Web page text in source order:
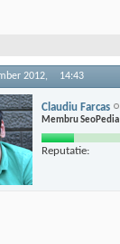
2012, 14:43
Claudiu Farcas
Membru SeoPedia
Reputatie: